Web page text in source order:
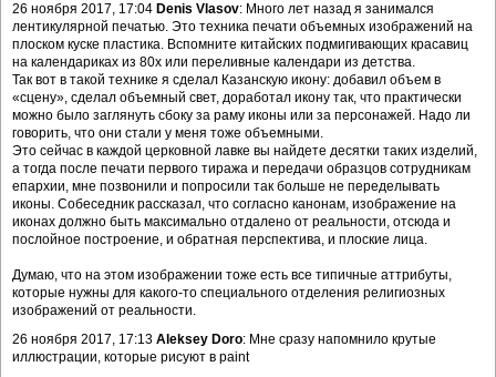
26 ноября 2017, 17:04 Denis Vlasov: Много лет назад я занимался
лентикулярной печатью. Это техника печати объемных изображений на
плоском куске пластика. Вспомните китайских подмигивающих красавиц
на календариках из 80х или переливные календари из детства.
Так вот в такой технике я сделал Казанскую икону: добавил объем в
«сцену», сделал объемный свет, доработал икону так, что практически
можно было заглянуть сбоку за раму иконы или за персонажей. Надо ли
говорить, что они стали у меня тоже объемными.
Это сейчас в каждой церковной лавке вы найдете десятки таких изделий,
а тогда после печати первого тиража и передачи образцов сотрудникам
епархии, мне позвонили и попросили так больше не переделывать
иконы. Собеседник рассказал, что согласно канонам, изображение на
иконах должно быть максимально отдалено от реальности, отсюда и
послойное построение, и обратная перспектива, и плоские лица.
Думаю, что на этом изображении тоже есть все типичные аттрибуты,
которые нужны для какого-то специального отделения религиозных
изображений от реальности.
26 ноября 2017, 17:13 Aleksey Doro: Мне сразу напомнило крутые
иллюстрации, которые рисуют в paint